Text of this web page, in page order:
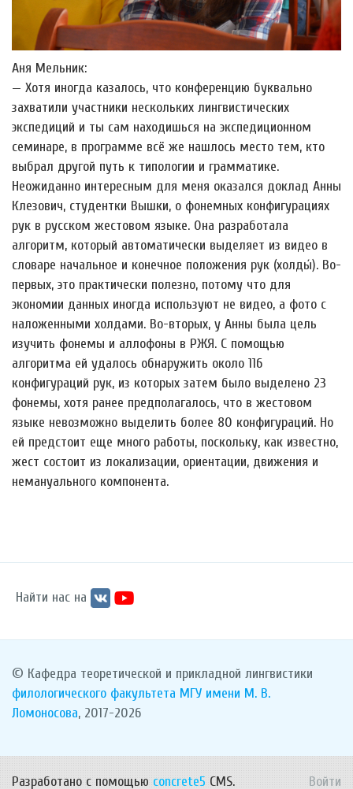
Аня Мельник:
— Хотя иногда казалось, что конференцию буквально
захватили участники нескольких лингвистических
экспедиций и ты сам находишься на экспедиционном
семинаре, в программе всё же нашлось место тем, кто
выбрал другой путь к типологии и грамматике.
Неожиданно интересным для меня оказался доклад Анны
Клезович, студентки Вышки, о фонемных конфигурациях
рук в русском жестовом языке. Она разработала
алгоритм, который автоматически выделяет из видео в
словаре начальное и конечное положения рук (холды́). Во-
первых, это практически полезно, потому что для
экономии данных иногда используют не видео, а фото с
наложенными холдами. Во-вторых, у Анны была цель
изучить фонемы и аллофоны в РЖЯ. С помощью
алгоритма ей удалось обнаружить около 116
конфигураций рук, из которых затем было выделено 23
фонемы, хотя ранее предполагалось, что в жестовом
языке невозможно выделить более 80 конфигураций. Но
ей предстоит еще много работы, поскольку, как известно,
жест состоит из локализации, ориентации, движения и
немануального компонента.
Найти нас на
© Кафедра теоретической и прикладной лингвистики
филологического факультета МГУ имени М. В.
Ломоносова, 2017-2026
Разработано с помощью concrete5 CMS. Войти